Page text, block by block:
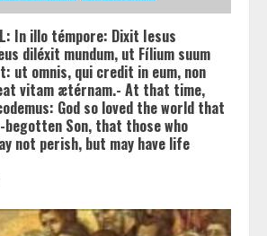
In illo témpore: Dixit Iesus
diléxit mundum, ut Fílium suum
ut omnis, qui credit in eum, non
vitam ætérnam.- At that time,
God so loved the world that
begotten Son, that those who
not perish, but may have life